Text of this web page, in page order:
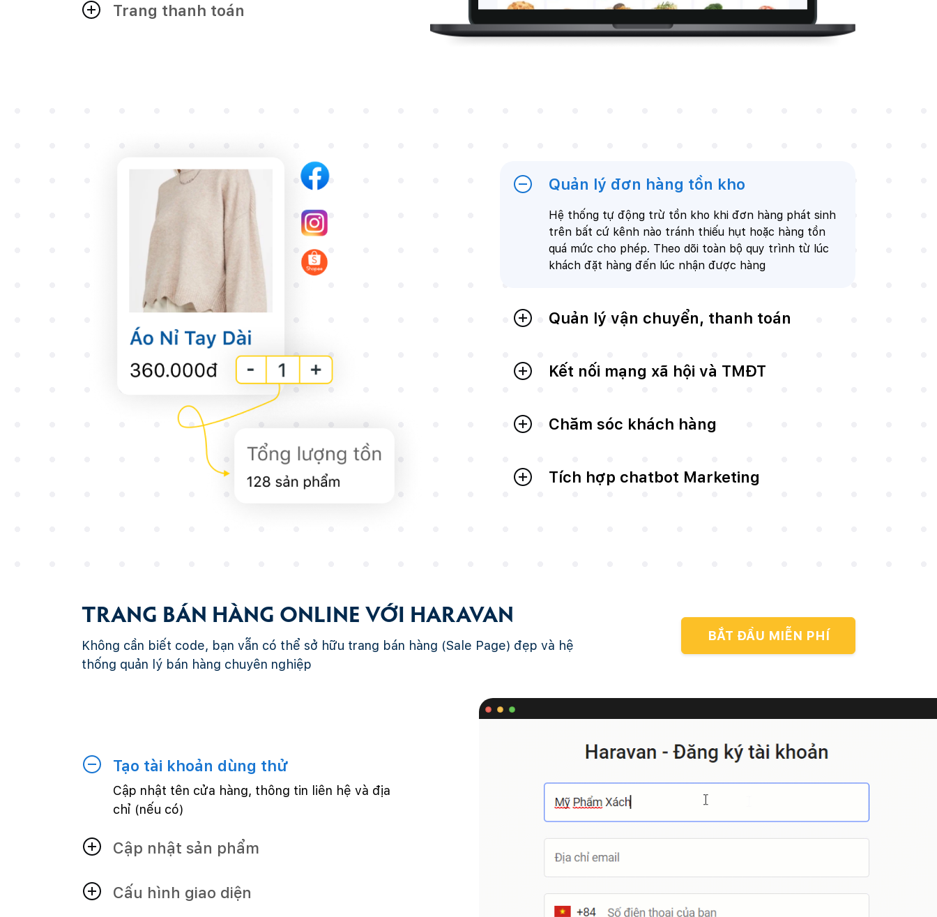
Trang thanh toán
Quản lý đơn hàng tồn kho
Hệ thống tự động trừ tồn kho khi đơn hàng phát sinh
trên bất cứ kênh nào tránh thiếu hụt hoặc hàng tồn
quá mức cho phép. Theo dõi toàn bộ quy trình từ lúc
khách đặt hàng đến lúc nhận được hàng
Quản lý vận chuyển, thanh toán
Kết nối mạng xã hội và TMĐT
Chăm sóc khách hàng
Tích hợp chatbot Marketing
TRANG BÁN HÀNG ONLINE VỚI HARAVAN
Không cần biết code, bạn vẫn có thể sở hữu trang bán hàng (Sale Page) đẹp và hệ
thống quản lý bán hàng chuyên nghiệp
BẮT ĐẦU MIỄN PHÍ
Tạo tài khoản dùng thử
Cập nhật tên cửa hàng, thông tin liên hệ và địa
chỉ (nếu có)
Cập nhật sản phẩm
Cấu hình giao diện